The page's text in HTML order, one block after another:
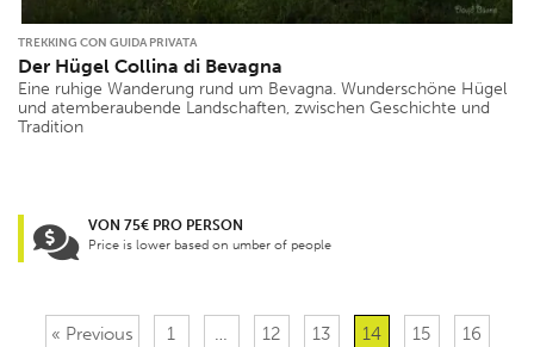
TREKKING CON GUIDA PRIVATA
Der Hügel Collina di Bevagna
Eine ruhige Wanderung rund um Bevagna. Wunderschöne Hügel
und atemberaubende Landschaften, zwischen Geschichte und
Tradition
VON 75€ PRO PERSON
Price is lower based on umber of people
« Previous 1 … 12 13 14 15 16